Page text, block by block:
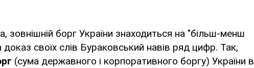
зовнішній борг України знаходиться на "більш-менш
доказ своїх слів Бураковський навів ряд цифр. Так,
(сума державного і корпоративного боргу) України в